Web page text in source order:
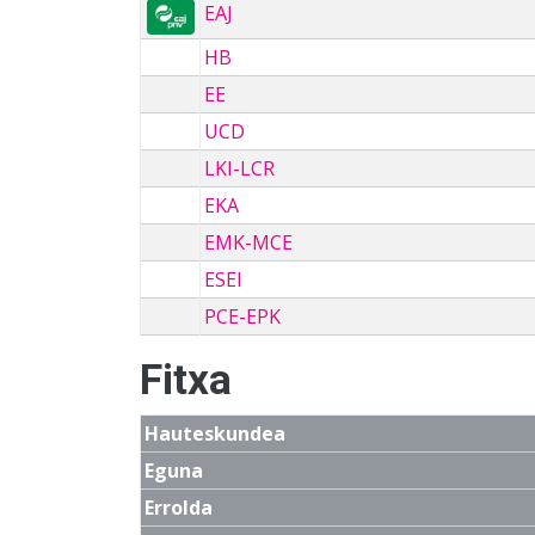
EAJ
HB
EE
UCD
LKI-LCR
EKA
EMK-MCE
ESEI
PCE-EPK
Fitxa
Hauteskundea
Eguna
Errolda